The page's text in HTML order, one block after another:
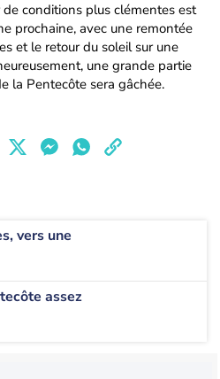
conditions plus clémentes est
prochaine, avec une remontée
et le retour du soleil sur une
une grande partie
la Pentecôte sera gâchée.
vers une
assez